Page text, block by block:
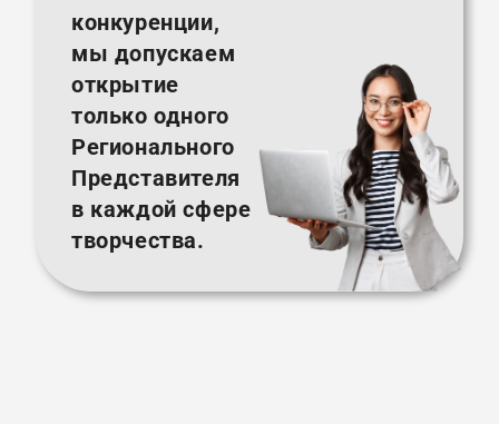
конкуренции,
мы допускаем
открытие
только одного
Регионального
Представителя
в каждой сфере
творчества.